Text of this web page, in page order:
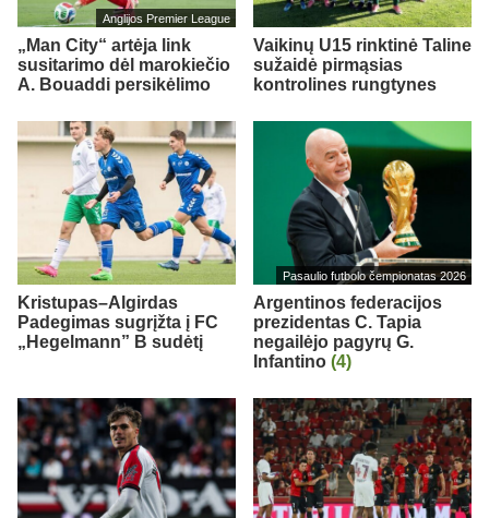
Anglijos Premier League
„Man City“ artėja link
susitarimo dėl marokiečio
A. Bouaddi persikėlimo
Vaikinų U15 rinktinė Taline
sužaidė pirmąsias
kontrolines rungtynes
Kristupas–Algirdas
Padegimas sugrįžta į FC
„Hegelmann” B sudėtį
Pasaulio futbolo čempionatas 2026
Argentinos federacijos
prezidentas C. Tapia
negailėjo pagyrų G.
Infantino (4)